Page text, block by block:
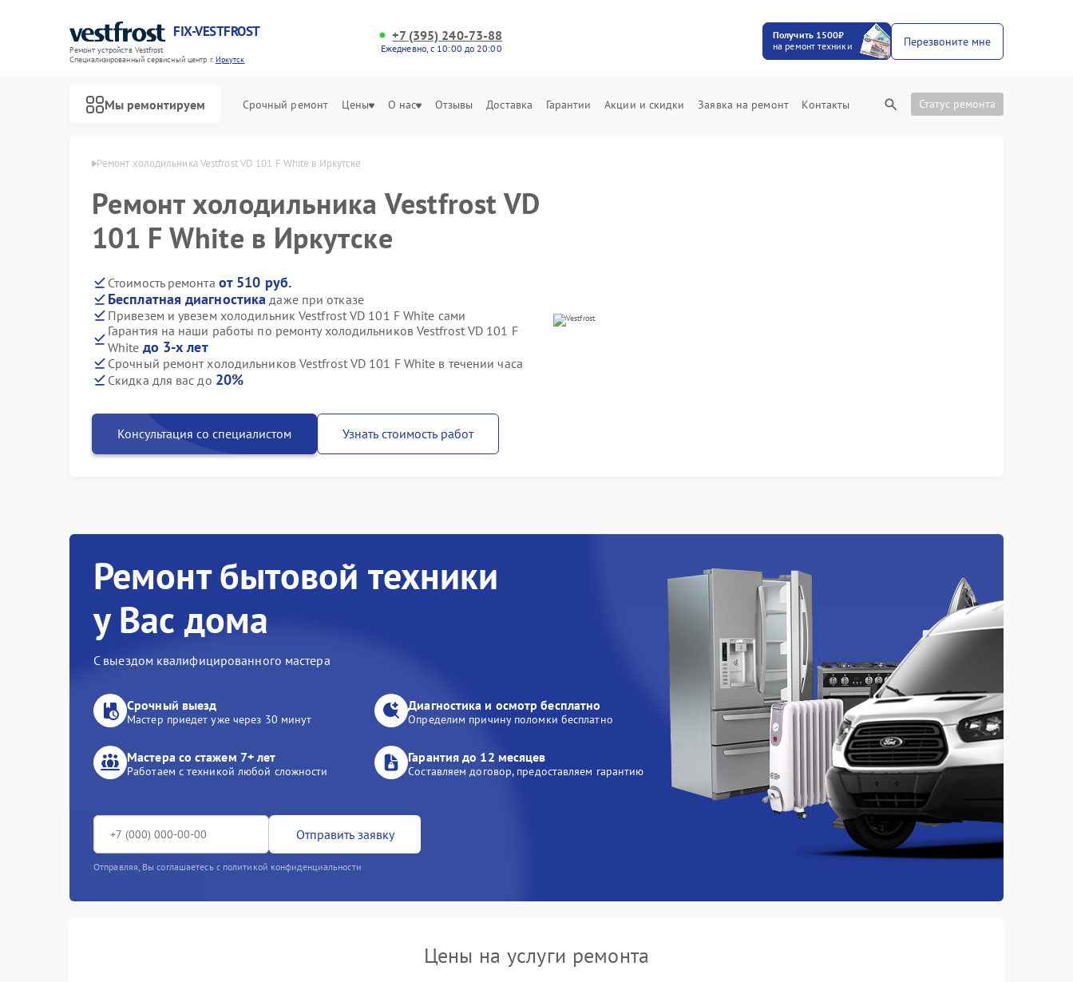
FIX-VESTFROST
Ремонт устройств Vestfrost
Специализированный cервисный центр г.Иркутск
+7 (395) 240-73-88
Ежедневно, с 10:00 до 20:00
Получить 1500₽
на ремонт техники
Перезвоните мне
Мы ремонтируем Срочный ремонт Цены О нас Отзывы Доставка Гарантии Акции и скидки Заявка на ремонт Контакты Статус ремонта
Ремонт холодильника Vestfrost VD 101 F White в Иркутске
Ремонт холодильника Vestfrost VD
101 F White в Иркутске
Стоимость ремонта от 510 руб.
Бесплатная диагностика даже при отказе
Привезем и увезем холодильник Vestfrost VD 101 F White сами
Гарантия на наши работы по ремонту холодильников Vestfrost VD 101 F
White до 3-х лет
Срочный ремонт холодильников Vestfrost VD 101 F White в течении часа
Скидка для вас до 20%
Консультация со специалистом Узнать стоимость работ
Ремонт бытовой техники
у Вас дома
С выездом квалифицированного мастера
Срочный выезд
Мастер приедет уже через 30 минут
Диагностика и осмотр бесплатно
Определим причину поломки бесплатно
Мастера со стажем 7+ лет
Работаем с техникой любой сложности
Гарантия до 12 месяцев
Составляем договор, предоставляем гарантию
Отправить заявку
Отправляя, Вы соглашаетесь с политикой конфиденциальности
Цены на услуги ремонта